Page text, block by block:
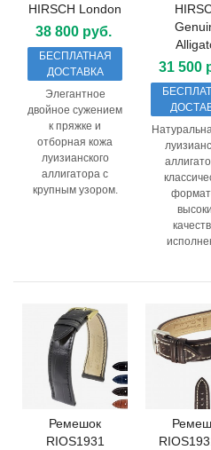
HIRSCH London
38 800 руб.
БЕСПЛАТНАЯ
ДОСТАВКА
Элегантное
двойное сужением
к пряжке и
отборная кожа
луизианского
аллигатора с
крупным узором.
31 500
Ремешок
RIOS1931